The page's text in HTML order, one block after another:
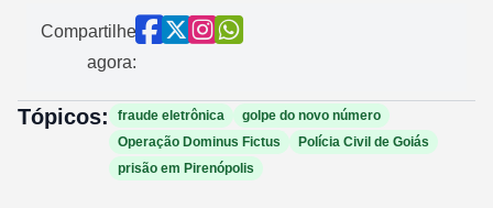
Compartilhe
agora:
Tópicos: fraude eletrônica
golpe do novo número
Operação Dominus Fictus
Polícia Civil de Goiás
prisão em Pirenópolis